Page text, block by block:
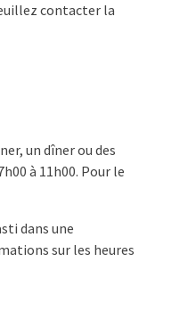
contacter la
un dîner ou des
à 11h00. Pour le
dans une
sur les heures